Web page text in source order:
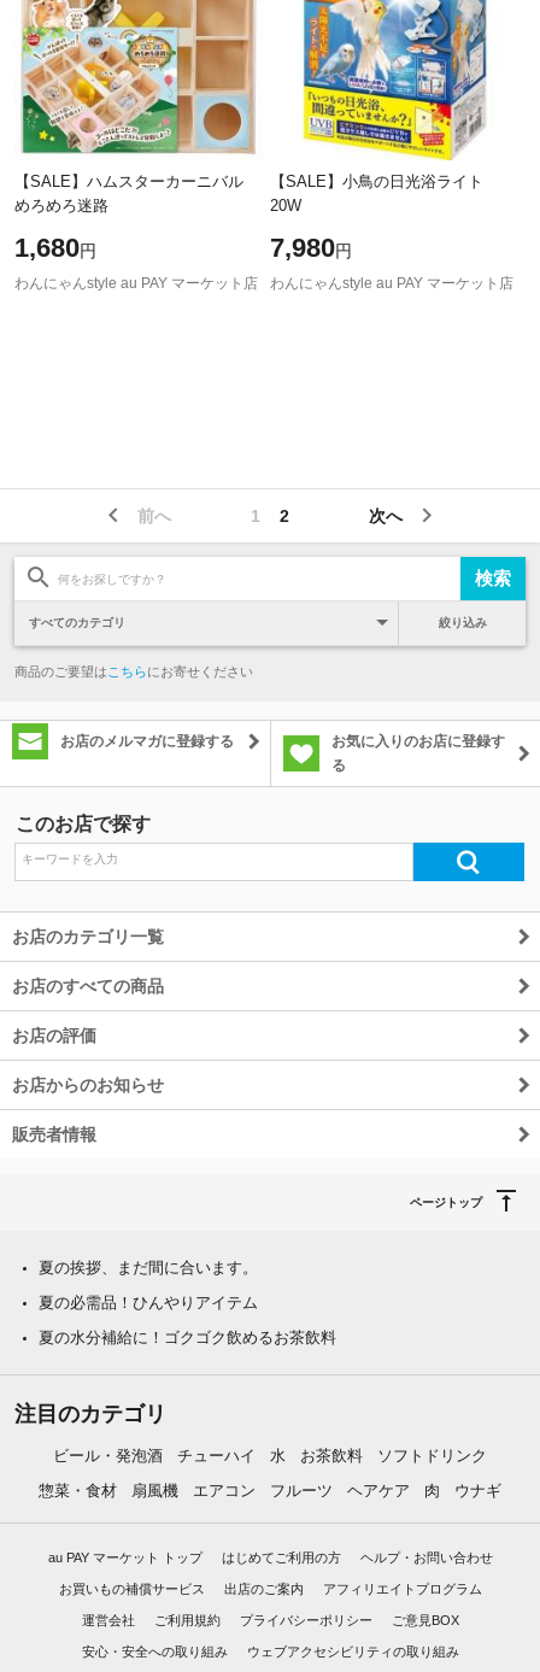
【SALE】ハムスターカーニバル
めろめろ迷路
1,680円
わんにゃんstyle au PAY マーケット店
【SALE】小鳥の日光浴ライト
20W
7,980円
わんにゃんstyle au PAY マーケット店
前へ 次へ
1 2
絞り込み
商品のご要望は こちらにお寄せください
お店のメルマガに登録する
お気に入りのお店に登録す
る
このお店で探す
お店のカテゴリ一覧
お店のすべての商品
お店の評価
お店からのお知らせ
販売者情報
ページトップ
夏の挨拶、まだ間に合います。
夏の必需品！ひんやりアイテム
夏の水分補給に！ゴクゴク飲めるお茶飲料
注目のカテゴリ
ビール・発泡酒 チューハイ 水 お茶飲料
ソフトドリンク
惣菜・食材
扇風機 エアコン フルーツ ヘアケア 肉 ウナギ
au PAY マーケット トップ はじめてご利用の方 ヘルプ・お問い合わせ
お買いもの補償サービス 出店のご案内 アフィリエイトプログラム
運営会社 ご利用規約 プライバシーポリシー ご意見BOX
安心・安全への取り組み ウェブアクセシビリティの取り組み